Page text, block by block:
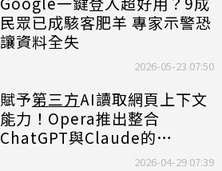
民眾已成駭客肥羊 專家示警恐
讓資料全失
2026-05-23 07:50
賦予第三方AI讀取網頁上下文
能力！Opera推出整合
ChatGPT與Claude的
「Browser Connector」功
2026-04-29 07:39